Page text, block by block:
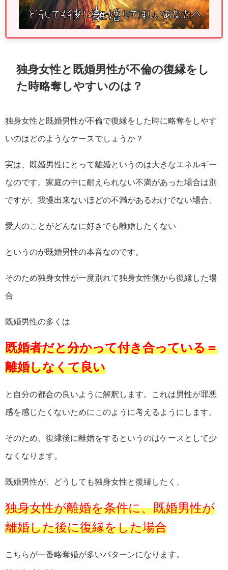
独身女性と既婚男性が不倫の復縁をし
た時略奪しやすいのは？
独身女性と既婚男性が不倫で復縁をした時に略奪をしやす
いのはどのようなケースでしょうか？
実は、既婚男性にとって離婚というのは大きなエネルギー
なのです。家庭の中に耐えられない不満があった場合は別
ですが、我慢出来ないほどの不満があるわけでない場合、
愛人のことがどんなに好きでも離婚したくない
というのが既婚男性の本音なのです。
そのため独身女性が一度別れて独身女性側から復縁した場
合
既婚男性の多くは
既婚者だと分かって付き合っている＝
離婚しなくて良い
と自分の都合の良いように解釈します。これは男性が罪悪
感を感じたくないためにこのように考えるようにします。
そのため、復縁後に離婚をするというのはケースとして少
なくなります。
既婚男性が、どうしても独身女性と復縁したく、
独身女性が離婚を条件に、既婚男性が
離婚した後に復縁をした場合
こちらが一番略奪婚が多いパターンになります。